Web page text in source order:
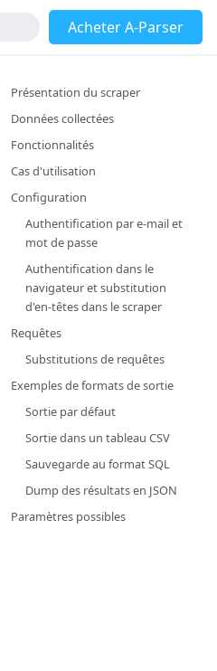
Acheter A-Parser
Présentation du scraper
Données collectées
Fonctionnalités
Cas d'utilisation
Configuration
Authentification par e-mail et
mot de passe
Authentification dans le
navigateur et substitution
d'en-têtes dans le scraper
Requêtes
Substitutions de requêtes
Exemples de formats de sortie
Sortie par défaut
Sortie dans un tableau CSV
Sauvegarde au format SQL
Dump des résultats en JSON
Paramètres possibles